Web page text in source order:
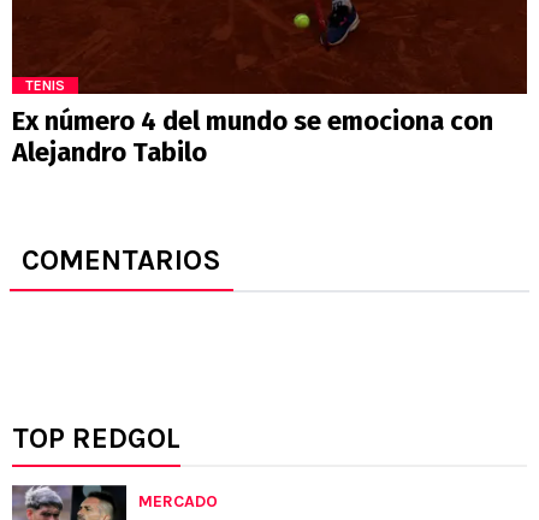
TENIS
Ex número 4 del mundo se emociona con
Alejandro Tabilo
COMENTARIOS
TOP REDGOL
MERCADO